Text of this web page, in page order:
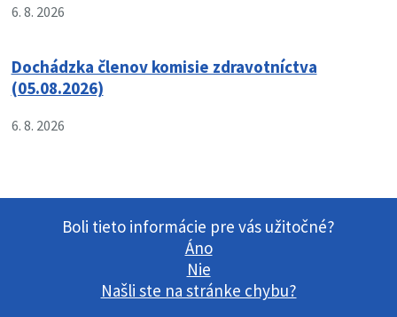
6. 8. 2026
Dochádzka členov komisie zdravotníctva
(05.08.2026)
6. 8. 2026
Boli tieto informácie pre vás užitočné?
Áno
Nie
Našli ste na stránke chybu?